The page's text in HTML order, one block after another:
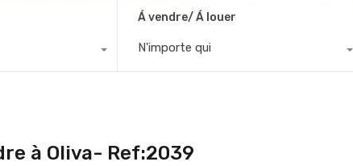
Á vendre/ Á louer
N'importe qui
à Oliva- Ref:2039